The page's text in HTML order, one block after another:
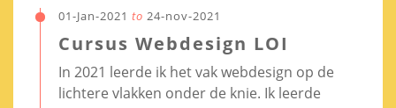
01-Jan-2021 to 24-nov-2021
Cursus Webdesign LOI
In 2021 leerde ik het vak webdesign op de
lichtere vlakken onder de knie. Ik leerde